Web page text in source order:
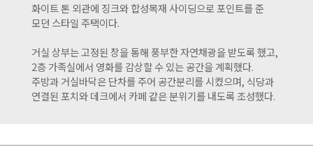
화이트 톤 외관에 징크와 합성목재 사이딩으로 포인트를 준
모던 스타일 주택이다.
거실 상부는 고정된 창을 통해 풍부한 자연채광을 받도록 했고,
2층 가족실에서 영화를 감상할 수 있는 공간을 계획했다.
주방과 거실바닥은 단차를 주어 공간분리를 시켰으며, 식당과
연결된 포치와 데크에서 카페 같은 분위기를 내도록 조성했다.